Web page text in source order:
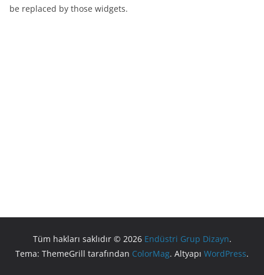
be replaced by those widgets.
Tüm hakları saklıdır © 2026 Endüstri Grup Dizayn.
Tema: ThemeGrill tarafından ColorMag. Altyapı WordPress.